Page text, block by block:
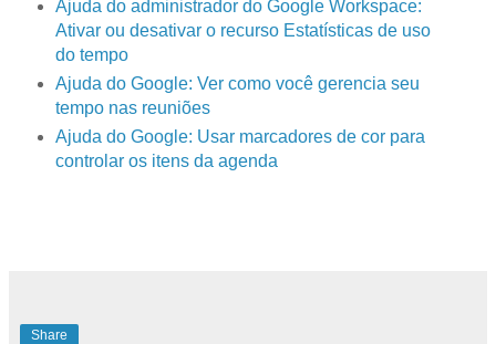
Ajuda do administrador do Google Workspace:
Ativar ou desativar o recurso Estatísticas de uso
do tempo
Ajuda do Google: Ver como você gerencia seu
tempo nas reuniões
Ajuda do Google: Usar marcadores de cor para
controlar os itens da agenda
Share